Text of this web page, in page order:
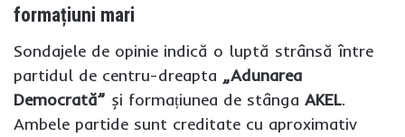
formațiuni mari
Sondajele de opinie indică o luptă strânsă între
partidul de centru-dreapta „Adunarea
Democrată” și formațiunea de stânga AKEL.
Ambele partide sunt creditate cu aproximativ